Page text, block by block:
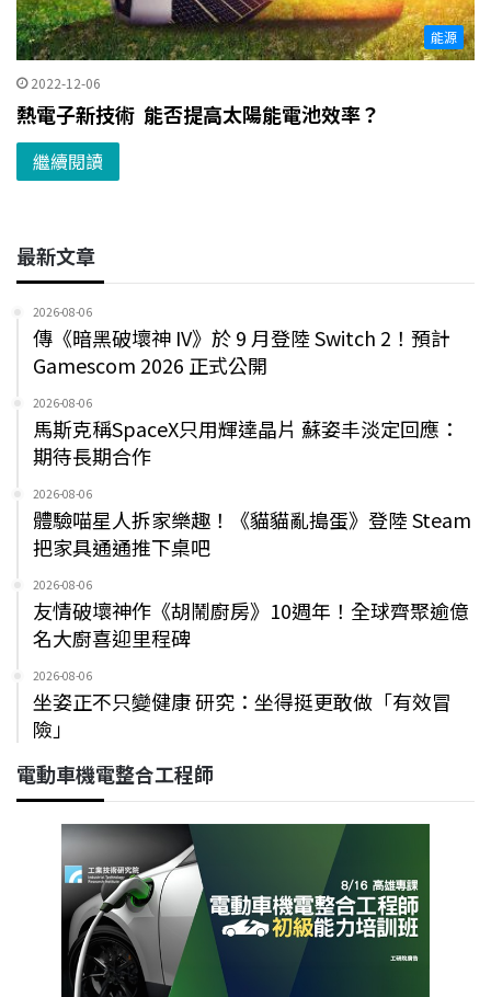
能源
2022-12-06
熱電子新技術 能否提高太陽能電池效率？
繼續閱讀
最新文章
2026-08-06
傳《暗黑破壞神 IV》於 9 月登陸 Switch 2！預計
Gamescom 2026 正式公開
2026-08-06
馬斯克稱SpaceX只用輝達晶片 蘇姿丰淡定回應：
期待長期合作
2026-08-06
體驗喵星人拆家樂趣！《貓貓亂搗蛋》登陸 Steam
把家具通通推下桌吧
2026-08-06
友情破壞神作《胡鬧廚房》10週年！全球齊聚逾億
名大廚喜迎里程碑
2026-08-06
坐姿正不只變健康 研究：坐得挺更敢做「有效冒
險」
電動車機電整合工程師